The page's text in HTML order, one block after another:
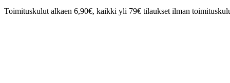
Toimituskulut alkaen 6,90€, kaikki yli 79€ tilaukset ilman